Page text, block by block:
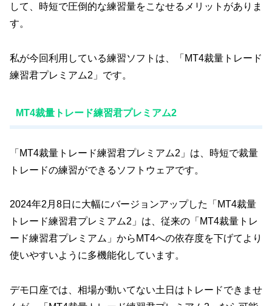
して、時短で圧倒的な練習量をこなせるメリットがありま
す。
私が今回利用している練習ソフトは、「MT4裁量トレード
練習君プレミアム2」です。
MT4裁量トレード練習君プレミアム2
「MT4裁量トレード練習君プレミアム2」は、時短で裁量
トレードの練習ができるソフトウェアです。
2024年2月8日に大幅にバージョンアップした「MT4裁量
トレード練習君プレミアム2」は、従来の「MT4裁量トレ
ード練習君プレミアム」からMT4への依存度を下げてより
使いやすいように多機能化しています。
デモ口座では、相場が動いてない土日はトレードできませ